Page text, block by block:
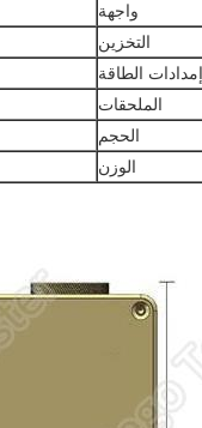
واجهة
التخزين
إمدادات الطاقة
الملحقات
الحجم
الوزن